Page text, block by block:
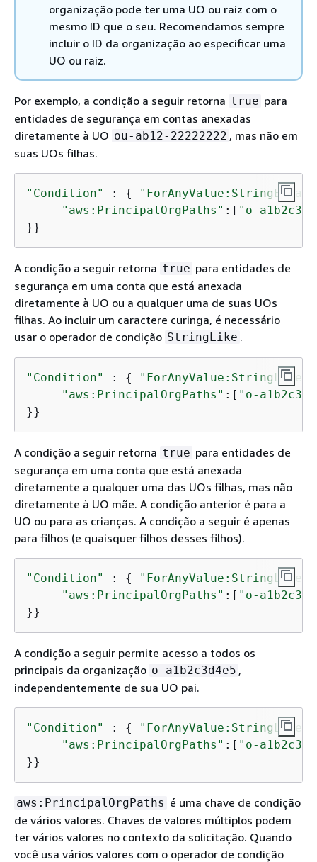
organização pode ter uma UO ou raiz com o
mesmo ID que o seu. Recomendamos sempre
incluir o ID da organização ao especificar uma
UO ou raiz.
Por exemplo, a condição a seguir retorna true para
entidades de segurança em contas anexadas
diretamente à UO ou-ab12-22222222 , mas não em
suas UOs filhas.
"Condition" : {
"aws:PrincipalOrgPaths" :[ "o-
}}
A condição a seguir retorna true para entidades de
segurança em uma conta que está anexada
diretamente à UO ou a qualquer uma de suas UOs
filhas. Ao incluir um caractere curinga, é necessário
usar o operador de condição StringLike .
"Condition" : { "ForAnyValue:StringLike"
"aws:PrincipalOrgPaths" :[ "o-
}}
A condição a seguir retorna true para entidades de
segurança em uma conta que está anexada
diretamente a qualquer uma das UOs filhas, mas não
diretamente à UO mãe. A condição anterior é para a
UO ou para as crianças. A condição a seguir é apenas
para filhos (e quaisquer filhos desses filhos).
"Condition" : { "ForAnyValue:StringLike"
"aws:PrincipalOrgPaths" :[ "o-
}}
A condição a seguir permite acesso a todos os
principais da organização o-a1b2c3d4e5 ,
independentemente de sua UO pai.
"Condition" : { "ForAnyValue:StringLike"
"aws:PrincipalOrgPaths" :[ "o-
}}
aws:PrincipalOrgPaths é uma chave de condição
de vários valores. Chaves de valores múltiplos podem
ter vários valores no contexto da solicitação. Quando
você usa vários valores com o operador de condição